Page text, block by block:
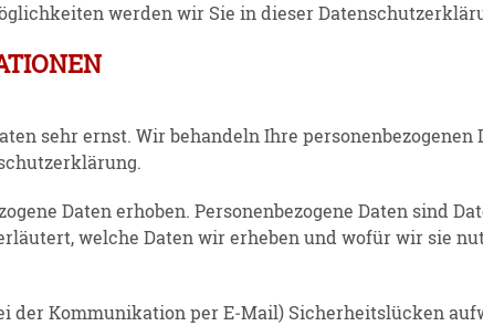
werden wir Sie in dieser
sehr ernst. Wir behandeln Ihre
Daten erhoben. Perso­nen­be­zogene Daten sind
welche Daten wir erheben und wofür wir sie
der Kommu­ni­kation per E‑Mail) Sicher­heits­lücken